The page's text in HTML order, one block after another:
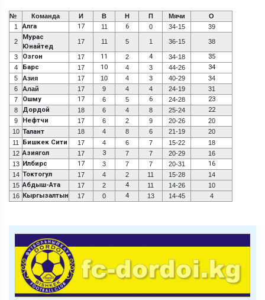
№ Команда И В Н П Мячи
О
1
Алга 17 11 6 0 34-15 39
2
Мурас
Юнайтед
17 11 5 1 36-15 38
3 Озгон 17 11 2 4 34-18 35
4 Барс 17 10 4 3 44-26 34
5 Азия 17 10 4 3 40-29
34
6
Алай 17 9 4 4 24-19
31
7
Ошму 17 6 5 6 24-28 23
8 Дордой 18 6 4 8 25-24 22
9 Нефтчи 17 6 2 9 20-26
20
10 Талант 18 4 8 6 21-19
20
11
Бишкек Сити 17 4 6 7 15-22
18
12 Азиягол 17 3 7 7 20-29
16
13 Илбирс 17 3 7 7 20-31 16
14 Токтогул 17 4 2 11 15-28
14
15 Абдыш-Ата 17 2 4 11 14-26
10
16 Кыргызалтын 17 0 4 13 14-45 4